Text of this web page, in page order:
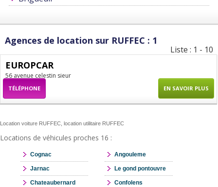
Agences de location sur RUFFEC : 1
Liste : 1 - 10
EUROPCAR
56 avenue celestin sieur
TÉLÉPHONE EN SAVOIR PLUS
Location voiture RUFFEC, location utilitaire RUFFEC
Locations de véhicules proches 16 :
Cognac Angouleme
Jarnac Le gond pontouvre
Chateaubernard Confolens